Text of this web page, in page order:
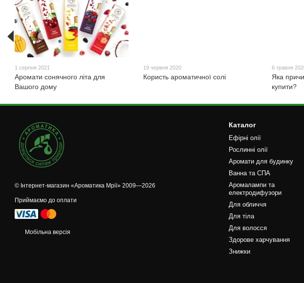
1 серпня 2021
Аромати сонячного літа для
Вашого дому
19 червня 2020
Користь ароматичної солі
6 травня
Яка
купити?
© Інтернет-магазин «Ароматика Мрії» 2009—2026
Приймаємо до оплати
Мобільна версія
Каталог
Ефірні олії
Рослинні олії
Аромати для будинку
Ванна та СПА
Аромалампи та
електродифузори
Для обличчя
Для тіла
Для волосся
Здорове харчування
Знижки